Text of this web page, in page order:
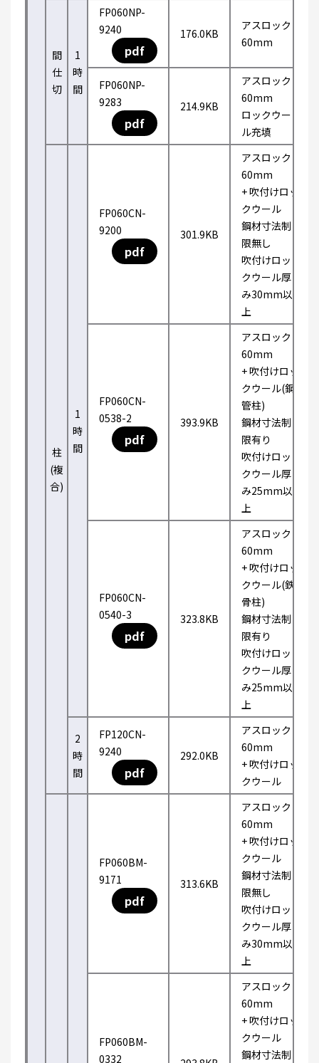
間
仕
切
1
時
間
FP060NP-
9240
pdf
176.0KB
アスロック
60mm
FP060NP-
9283
pdf
214.9KB
アスロック
60mm
ロックウー
ル充填
柱
(複
合)
1
時
間
FP060CN-
9200
pdf
301.9KB
アスロック
60mm
+ 吹付けロッ
クウール
鋼材寸法制
限無し
吹付けロッ
クウール厚
み30mm以
上
FP060CN-
0538-2
pdf
393.9KB
アスロック
60mm
+ 吹付けロッ
クウール(鋼
管柱)
鋼材寸法制
限有り
吹付けロッ
クウール厚
み25mm以
上
FP060CN-
0540-3
pdf
323.8KB
アスロック
60mm
+ 吹付けロッ
クウール(鉄
骨柱)
鋼材寸法制
限有り
吹付けロッ
クウール厚
み25mm以
上
2
時
間
FP120CN-
9240
pdf
292.0KB
アスロック
60mm
+ 吹付けロッ
クウール
FP060BM-
9171
pdf
313.6KB
アスロック
60mm
+ 吹付けロッ
クウール
鋼材寸法制
限無し
吹付けロッ
クウール厚
み30mm以
上
FP060BM-
0332
アスロック
60mm
+ 吹付けロッ
クウール
鋼材寸法制